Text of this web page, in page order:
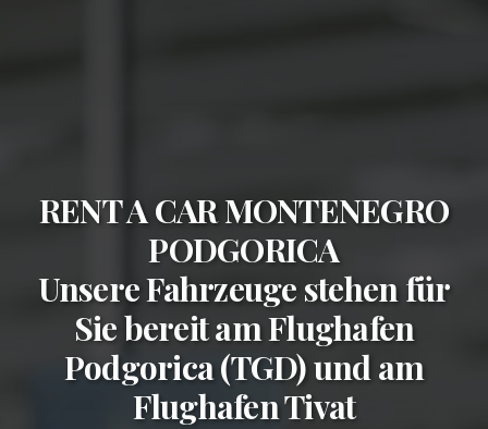
RENT A CAR MONTENEGRO
PODGORICA
Unsere Fahrzeuge stehen für
Sie bereit amFlughafen
Podgorica (TGD)und am
Flughafen Tivat